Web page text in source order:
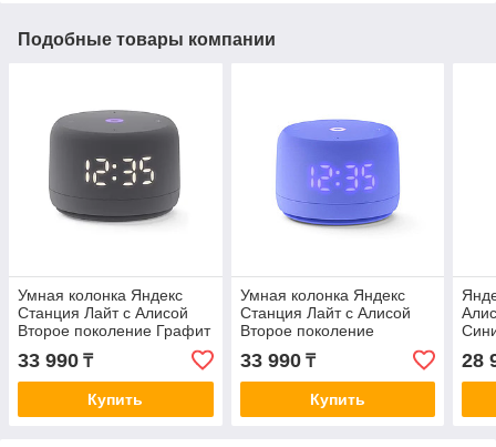
Подобные товары компании
Умная колонка Яндекс
Станция Лайт с Алисой
Второе поколение Графит
33 990 ₸
Купить
Умная колонка Яндекс
Станция Лайт с Алисой
Второе поколение
Фиолетовый
33 990₸
Купить
28